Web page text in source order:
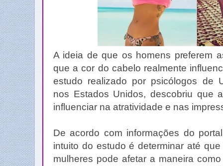
A ideia de que os homens preferem
que a cor do cabelo realmente
estudo realizado por psicólogos de
nos Estados Unidos, descobriu que
influenciar na atratividade e nas
De acordo com informações do
intuito do estudo é determinar até
mulheres pode afetar a maneira